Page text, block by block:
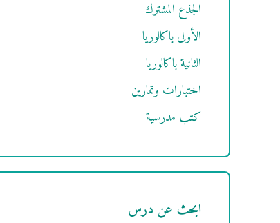
الجذع المشترك
الأولى باكالوريا
الثانية باكالوريا
اختبارات وتمارين
كتب مدرسية
ابحث عن درس